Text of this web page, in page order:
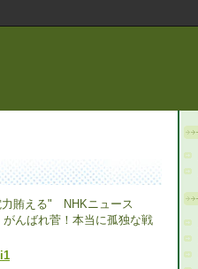
力賄える" NHKニュース
んばれ菅！本当に孤独な戦